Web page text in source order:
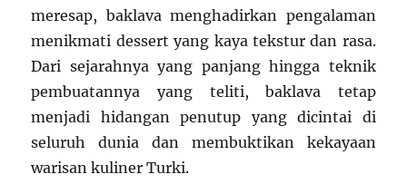
meresap, baklava menghadirkan pengalaman
menikmati dessert yang kaya tekstur dan rasa.
Dari sejarahnya yang panjang hingga teknik
pembuatannya yang teliti, baklava tetap
menjadi hidangan penutup yang dicintai di
seluruh dunia dan membuktikan kekayaan
warisan kuliner Turki.